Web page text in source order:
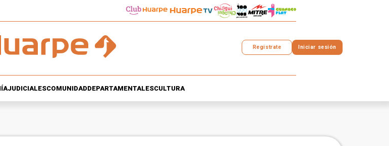
Registrate Iniciar sesión
JUDICIALESCOMUNIDADDEPARTAMENTALESCULTURA